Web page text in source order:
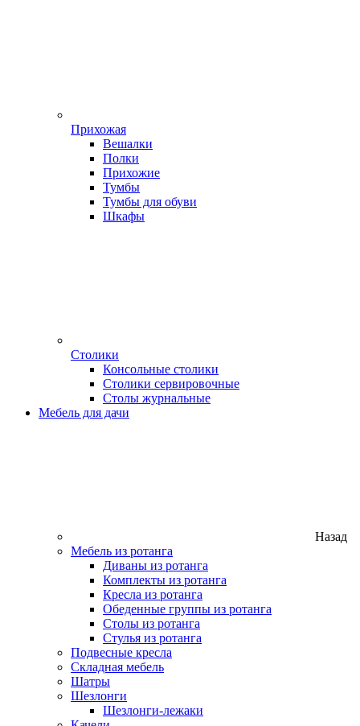
Прихожая
Вешалки
Полки
Прихожие
Тумбы
Тумбы для обуви
Шкафы
Столики
Консольные столики
Столики сервировочные
Столы журнальные
Мебель для дачи
Назад
Мебель из ротанга
Диваны из ротанга
Комплекты из ротанга
Кресла из ротанга
Обеденные группы из ротанга
Столы из ротанга
Стулья из ротанга
Подвесные кресла
Складная мебель
Шатры
Шезлонги
Шезлонги-лежаки